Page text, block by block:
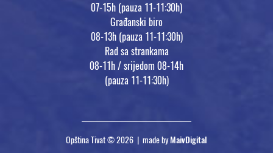
07-15h (pauza 11-11:30h)
Građanski biro
08-13h (pauza 11-11:30h)
Rad sa strankama
08-11h / srijedom 08-14h
(pauza 11-11:30h)
Opština Tivat © 2026 | made byMaivDigital